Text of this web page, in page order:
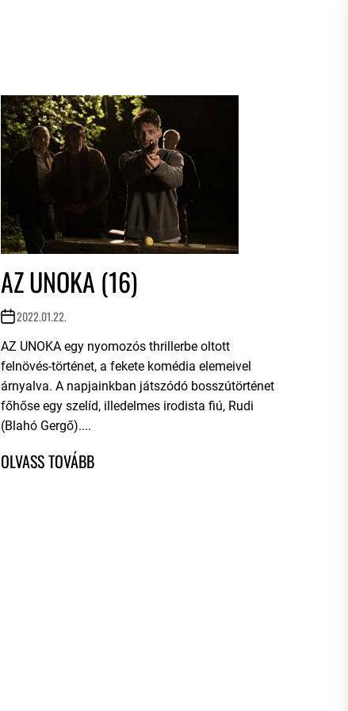
AZ UNOKA (16)
2022.01.22.
AZ UNOKA egy nyomozós thrillerbe oltott
felnövés-történet, a fekete komédia elemeivel
árnyalva. A napjainkban játszódó bosszútörténet
főhőse egy szelíd, illedelmes irodista fiú, Rudi
(Blahó Gergő)....